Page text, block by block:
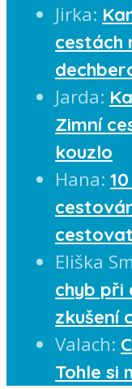
Jirka:
cestách
Jarda:
Zimní
kouzlo
Hana:
Eliška
chyb při
zkušení
Valach:
Tohle si